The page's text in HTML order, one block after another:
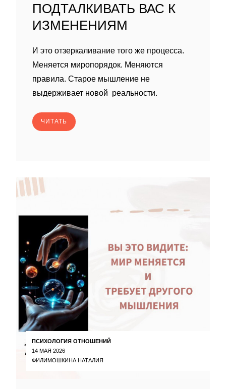
ПОДТАЛКИВАТЬ ВАС К
ИЗМЕНЕНИЯМ
И это отзеркаливание того же процесса.
Меняется миропорядок. Меняются
правила. Старое мышление не
выдерживает новой реальности.
ЧИТАТЬ
ПСИХОЛОГИЯ ОТНОШЕНИЙ
14 МАЯ 2026
ФИЛИМОШКИНА НАТАЛИЯ